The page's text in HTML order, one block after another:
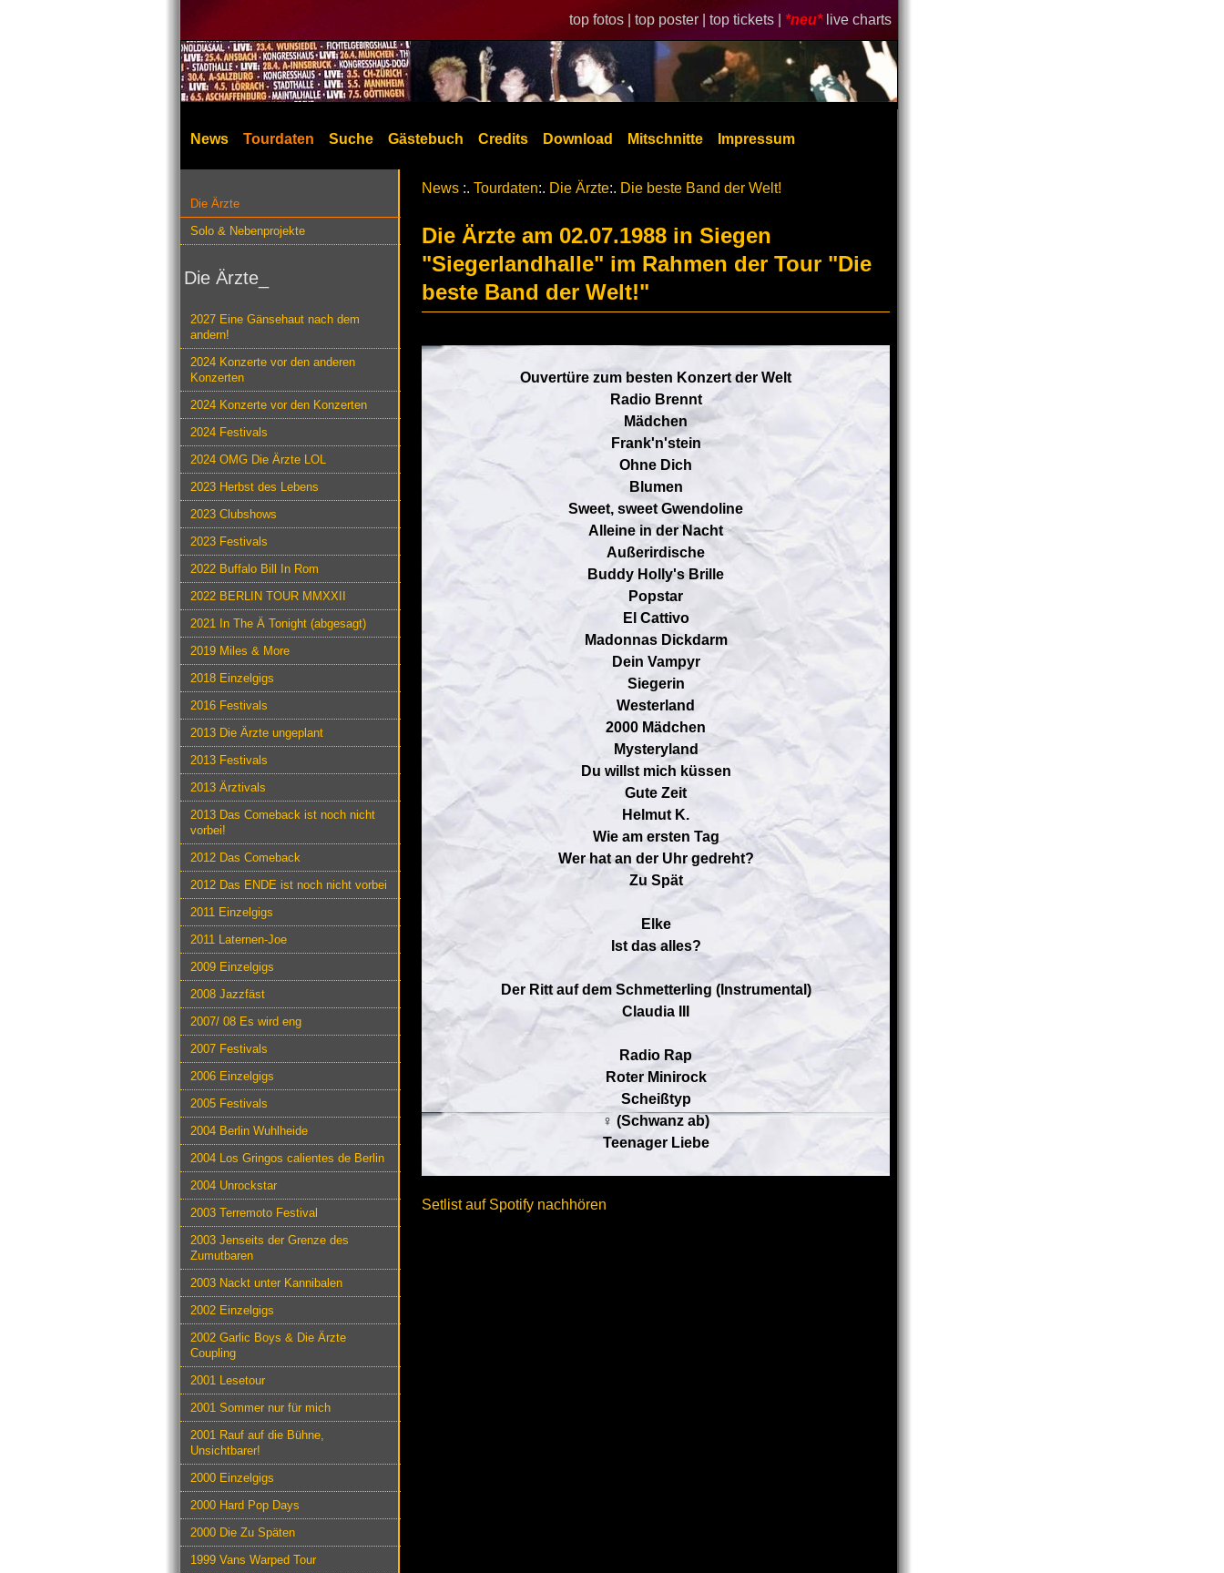
top fotos | top poster | top tickets | *neu* live charts
News Tourdaten Suche Gästebuch Credits Download Mitschnitte Impressum
Die Ärzte
Solo & Nebenprojekte
Die Ärzte_
2027 Eine Gänsehaut nach dem
andern!
2024 Konzerte vor den anderen
Konzerten
2024 Konzerte vor den Konzerten
2024 Festivals
2024 OMG Die Ärzte LOL
2023 Herbst des Lebens
2023 Clubshows
2023 Festivals
2022 Buffalo Bill In Rom
2022 BERLIN TOUR MMXXII
2021 In The Ä Tonight (abgesagt)
2019 Miles & More
2018 Einzelgigs
2016 Festivals
2013 Die Ärzte ungeplant
2013 Festivals
2013 Ärztivals
2013 Das Comeback ist noch nicht
vorbei!
2012 Das Comeback
2012 Das ENDE ist noch nicht vorbei
2011 Einzelgigs
2011 Laternen-Joe
2009 Einzelgigs
2008 Jazzfäst
2007/ 08 Es wird eng
2007 Festivals
2006 Einzelgigs
2005 Festivals
2004 Berlin Wuhlheide
2004 Los Gringos calientes de Berlin
2004 Unrockstar
2003 Terremoto Festival
2003 Jenseits der Grenze des
Zumutbaren
2003 Nackt unter Kannibalen
2002 Einzelgigs
2002 Garlic Boys & Die Ärzte
Coupling
2001 Lesetour
2001 Sommer nur für mich
2001 Rauf auf die Bühne,
Unsichtbarer!
2000 Einzelgigs
2000 Hard Pop Days
2000 Die Zu Späten
1999 Vans Warped Tour
News :. Tourdaten:. Die Ärzte:. Die beste Band der Welt!
Die Ärzte am 02.07.1988 in Siegen
"Siegerlandhalle" im Rahmen der Tour "Die
beste Band der Welt!"
Ouvertüre zum besten Konzert der Welt
Radio Brennt
Mädchen
Frank'n'stein
Ohne Dich
Blumen
Sweet, sweet Gwendoline
Alleine in der Nacht
Außerirdische
Buddy Holly's Brille
Popstar
El Cattivo
Madonnas Dickdarm
Dein Vampyr
Siegerin
Westerland
2000 Mädchen
Mysteryland
Du willst mich küssen
Gute Zeit
Helmut K.
Wie am ersten Tag
Wer hat an der Uhr gedreht?
Zu Spät
Elke
Ist das alles?
Der Ritt auf dem Schmetterling (Instrumental)
Claudia III
Radio Rap
Roter Minirock
Scheißtyp
♀ (Schwanz ab)
Teenager Liebe
Setlist auf Spotify nachhören